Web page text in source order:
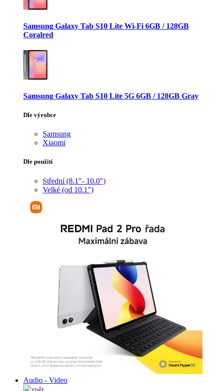
Samsung Galaxy Tab S10 Lite Wi-Fi 6GB / 128GB
Coralred
Samsung Galaxy Tab S10 Lite 5G 6GB / 128GB Gray
Dle výrobce
Samsung
Xiaomi
Dle použití
Střední (8.1"- 10.0")
Velké (od 10.1")
Audio - Video